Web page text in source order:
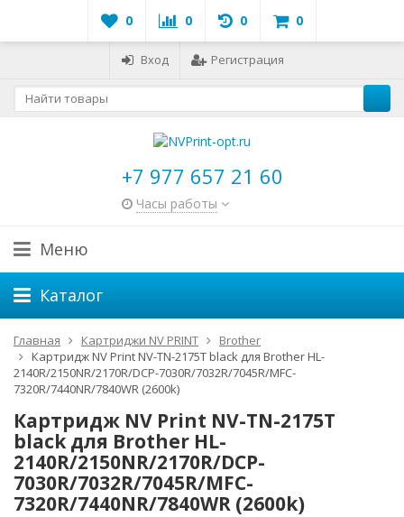
0 0 0 0
Вход Регистрация
+7 977 657 21 60
Часы работы
Меню
Каталог
Главная Картриджи NV PRINT
Brother
Картридж NV Print NV-TN-2175T black для Brother HL-
2140R/2150NR/2170R/DCP-7030R/7032R/7045R/MFC-
7320R/7440NR/7840WR (2600k)
Картридж NV Print NV-TN-2175T
black для Brother HL-
2140R/2150NR/2170R/DCP-
7030R/7032R/7045R/MFC-
7320R/7440NR/7840WR (2600k)